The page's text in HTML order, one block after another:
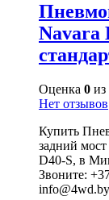
Navara
Оценка 0 из
Нет отзывов
Купить
задний
D40-S, в
Звоните:
info@4wd.by